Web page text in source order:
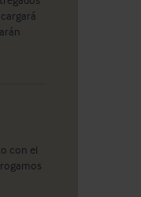
con el